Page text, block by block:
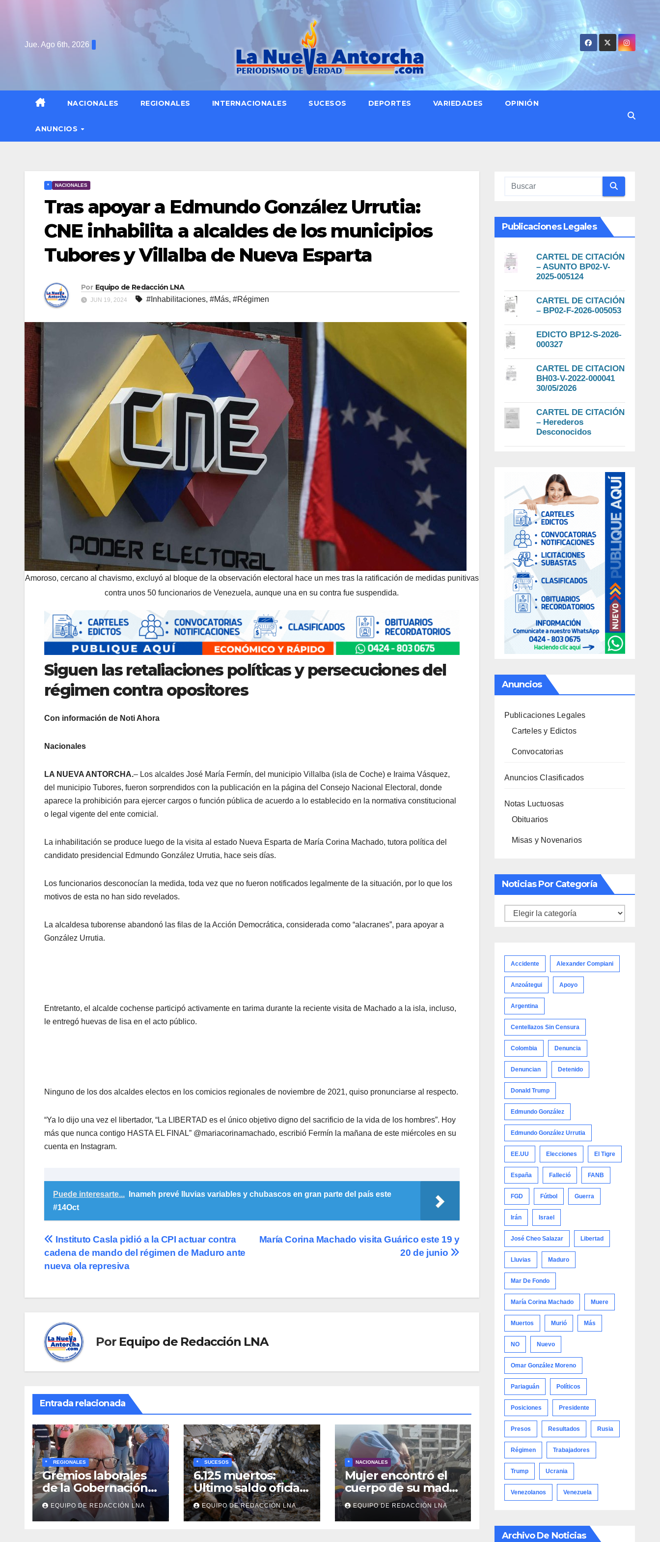
Jue. Ago 6th, 2026
NACIONALES REGIONALES INTERNACIONALES SUCESOS DEPORTES VARIEDADES OPINIÓN
ANUNCIOS
* NACIONALES
Tras apoyar a Edmundo González Urrutia:
CNE inhabilita a alcaldes de los municipios
Tubores y Villalba de Nueva Esparta
Por Equipo de Redacción LNA
JUN 19, 2024 #Inhabilitaciones, #Más, #Régimen
Amoroso, cercano al chavismo, excluyó al bloque de la observación electoral hace un mes tras la ratificación de medidas punitivas
contra unos 50 funcionarios de Venezuela, aunque una en su contra fue suspendida.
Siguen las retaliaciones políticas y persecuciones del
régimen contra opositores
Con información de Noti Ahora
Nacionales
LA NUEVA ANTORCHA.– Los alcaldes José María Fermín, del municipio Villalba (isla de Coche) e Iraima Vásquez,
del municipio Tubores, fueron sorprendidos con la publicación en la página del Consejo Nacional Electoral, donde
aparece la prohibición para ejercer cargos o función pública de acuerdo a lo establecido en la normativa constitucional
o legal vigente del ente comicial.
La inhabilitación se produce luego de la visita al estado Nueva Esparta de María Corina Machado, tutora política del
candidato presidencial Edmundo González Urrutia, hace seis días.
Los funcionarios desconocían la medida, toda vez que no fueron notificados legalmente de la situación, por lo que los
motivos de esta no han sido revelados.
La alcaldesa tuborense abandonó las filas de la Acción Democrática, considerada como “alacranes”, para apoyar a
González Urrutia.
Entretanto, el alcalde cochense participó activamente en tarima durante la reciente visita de Machado a la isla, incluso,
le entregó huevas de lisa en el acto público.
Ninguno de los dos alcaldes electos en los comicios regionales de noviembre de 2021, quiso pronunciarse al respecto.
“Ya lo dijo una vez el libertador, “La LIBERTAD es el único objetivo digno del sacrificio de la vida de los hombres”. Hoy
más que nunca contigo HASTA EL FINAL” @mariacorinamachado, escribió Fermín la mañana de este miércoles en su
cuenta en Instagram.
Puede interesarte...
Inameh prevé lluvias variables y chubascos en gran parte del país este
#14Oct
Navegación
de
María Corina Machado visita Guárico este 19 y
20 de junio
Instituto Casla pidió a la CPI actuar contra
cadena de mando del régimen de Maduro ante
nueva ola represiva
Por Equipo de Redacción LNA
Entrada relacionada
* REGIONALES
Gremios laborales
de la Gobernación
respaldan
propuesta de Bono
Recreativo de 100
EQUIPO DE REDACCIÓN LNA
* SUCESOS
6.125 muertos:
Ultimo saldo oficial
y búsqueda de
cadáveres continúa
entre los
EQUIPO DE REDACCIÓN LNA
* NACIONALES
Mujer encontró el
cuerpo de su madre
tras 40 días de
búsqueda en
Tanaguarena
EQUIPO DE REDACCIÓN LNA
Publicaciones Legales
CARTEL DE CITACIÓN
– ASUNTO BP02-V-
2025-005124
CARTEL DE CITACIÓN
– BP02-F-2026-005053
EDICTO BP12-S-2026-
000327
CARTEL DE CITACION
BH03-V-2022-000041
30/05/2026
CARTEL DE CITACIÓN
– Herederos
Desconocidos
Anuncios
Publicaciones Legales
Carteles y Edictos
Convocatorias
Anuncios Clasificados
Notas Luctuosas
Obituarios
Misas y Novenarios
Noticias Por Categoría
Noticias
Accidente Alexander Compiani
Anzoátegui Apoyo
Argentina
Centellazos Sin Censura
Colombia Denuncia
Denuncian Detenido
Donald Trump
Edmundo González
Edmundo González Urrutia
EE.UU Elecciones El Tigre
España Falleció FANB
FGD Fútbol Guerra
Irán Israel
José Cheo Salazar Libertad
Lluvias Maduro
Mar De Fondo
María Corina Machado Muere
Muertos Murió Más
NO Nuevo
Omar González Moreno
Pariaguán Políticos
Posiciones Presidente
Presos Resultados Rusia
Régimen Trabajadores
Trump Ucrania
Venezolanos Venezuela
Archivo De Noticias